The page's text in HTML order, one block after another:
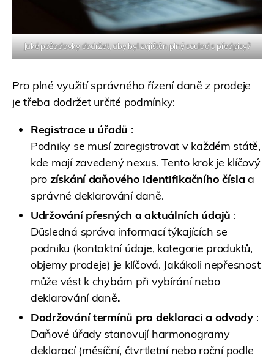
Jaké požadavky dodržet, aby byl zajištěn plný soulad s předpisy?
Pro plné využití správného řízení daně z prodeje
je třeba dodržet určité podmínky:
Registrace u úřadů :
Podniky se musí zaregistrovat v každém státě,
kde mají zavedený nexus. Tento krok je klíčový
pro získání daňového identifikačního čísla a
správné deklarování daně.
Udržování přesných a aktuálních údajů :
Důsledná správa informací týkajících se
podniku (kontaktní údaje, kategorie produktů,
objemy prodeje) je klíčová. Jakákoli nepřesnost
může vést k chybám při vybírání nebo
deklarování daně.
Dodržování termínů pro deklaraci a odvody:
Daňové úřady stanovují harmonogramy
deklarací (měsíční, čtvrtletní nebo roční podle